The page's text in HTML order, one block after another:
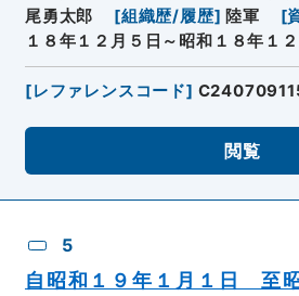
尾勇太郎
[組織歴/履歴] 陸軍 [
１８年１２月５日～昭和１８年１
[レファレンスコード]
閲覧
5
自昭和１９年１月１日 至